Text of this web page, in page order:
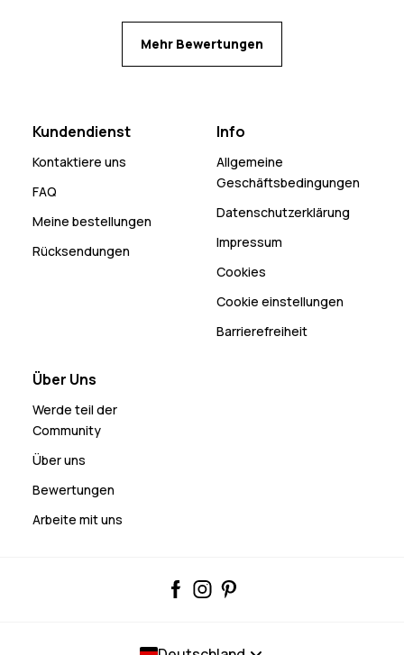
Mehr Bewertungen
Kundendienst
Kontaktiere uns
FAQ
Meine bestellungen
Rücksendungen
Info
Allgemeine
Geschäftsbedingungen
Datenschutzerklärung
Impressum
Cookies
Cookie einstellungen
Barrierefreiheit
Über Uns
Werde teil der
Community
Über uns
Bewertungen
Arbeite mit uns